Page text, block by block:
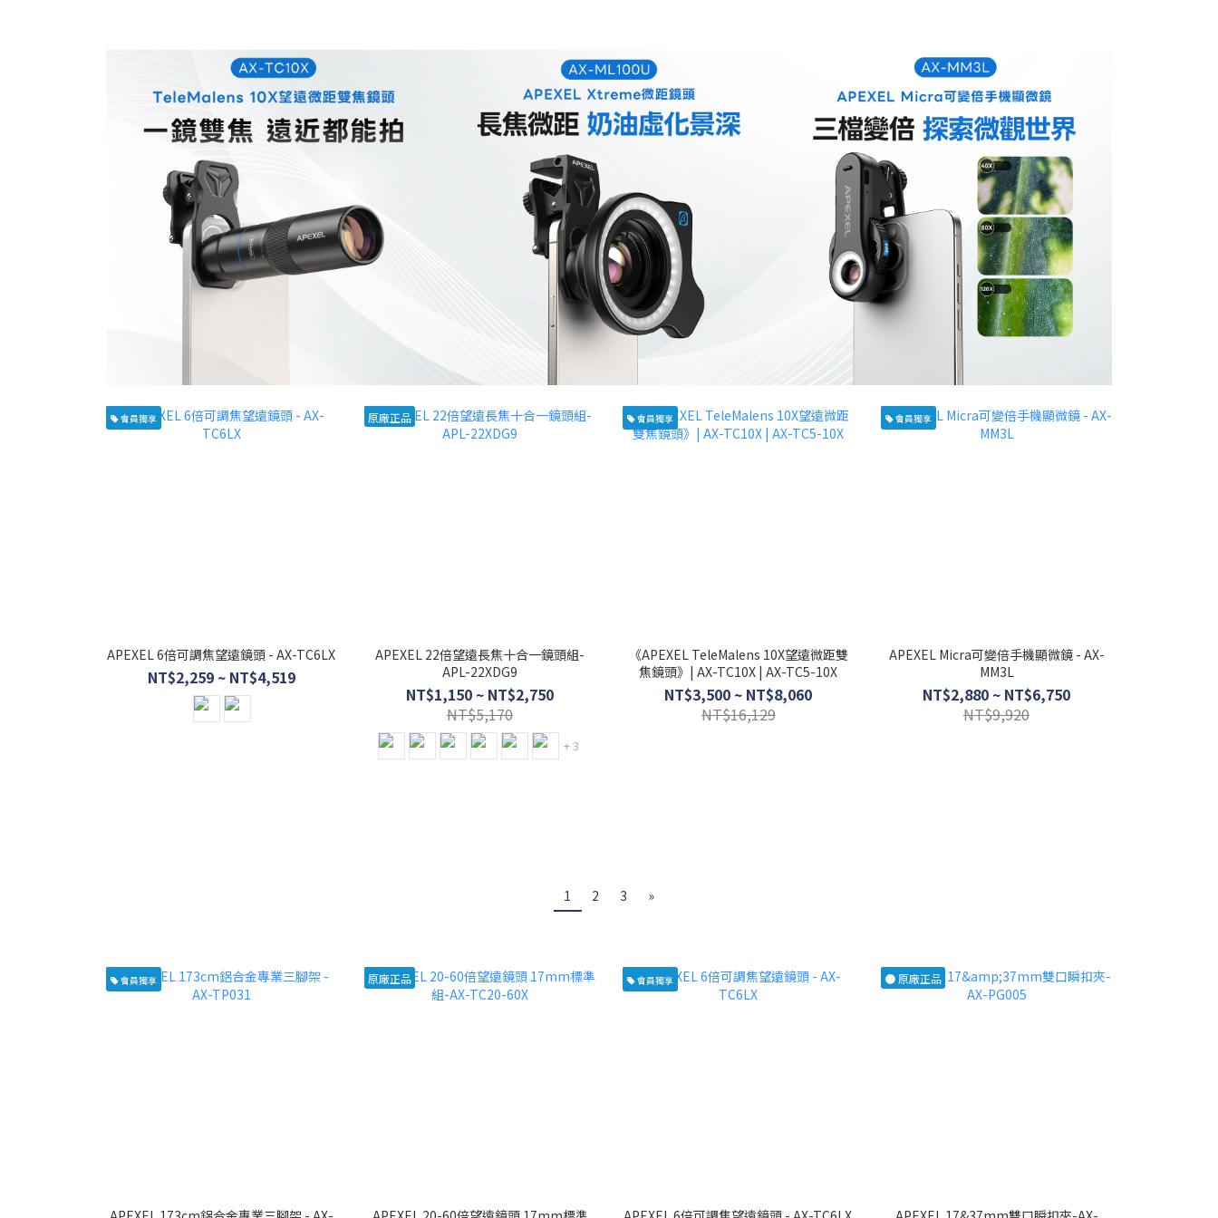
會員獨享
APEXEL 6倍可調焦望遠鏡頭 - AX-TC6LX
NT$2,259 ~ NT$4,519
原廠正品
APEXEL 22倍望遠長焦十合一鏡頭組-
APL-22XDG9
NT$1,150 ~ NT$2,750
NT$5,170
+ 3
會員獨享
《APEXEL TeleMalens 10X望遠微距雙
焦鏡頭》| AX-TC10X | AX-TC5-10X
NT$3,500 ~ NT$8,060
NT$16,129
會員獨享
APEXEL Micra可變倍手機顯微鏡 - AX-
MM3L
NT$2,880 ~ NT$6,750
NT$9,920
1 2 3 »
會員獨享 原廠正品 會員獨享 ● 原廠正品